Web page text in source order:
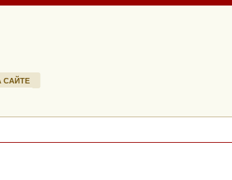
САЙТЕ